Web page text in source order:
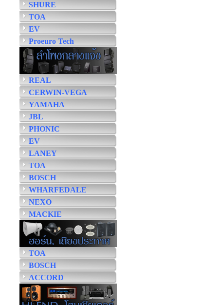
SHURE
TOA
EV
Proeuro Tech
REAL
CERWIN-VEGA
YAMAHA
JBL
PHONIC
EV
LANEY
TOA
BOSCH
WHARFEDALE
NEXO
MACKIE
TOA
BOSCH
ACCORD